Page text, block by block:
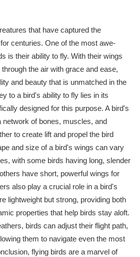
that have captured the
centuries. One of the most awe-
is their ability to fly. With their wings
the air with grace and ease,
and beauty that is unmatched in the
to a bird's ability to fly lies in its
designed for this purpose. A bird's
network of bones, muscles, and
to create lift and propel the bird
and size of a bird's wings can vary
with some birds having long, slender
have short, powerful wings for
also play a crucial role in a bird's
lightweight but strong, providing both
properties that help birds stay aloft.
birds can adjust their flight path,
them to navigate even the most
flying birds are a marvel of